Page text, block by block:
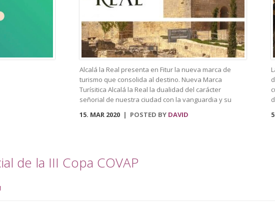
centro social
el Tren de
gimnasio, con una piscina climatizada y zona spa, lo
cual resulta ideal para un buen baño relajante o para
nadar y desconectar al […]
Alcalá la Real presenta en Fitur la nueva marca de
turismo que consolida al destino. Nueva Marca
Turísitica Alcalá la Real la dualidad del carácter
señorial de nuestra ciudad con la vanguardia y su
pueblo nuevo. Cerro y llano», un contraste con el que
destaca cultura, patrimonio, entorno natural y
experiencias. El símbolo amarillo, que recuerda a un
15. MAR 2020 POSTED BY DAVID
de la III Copa COVAP